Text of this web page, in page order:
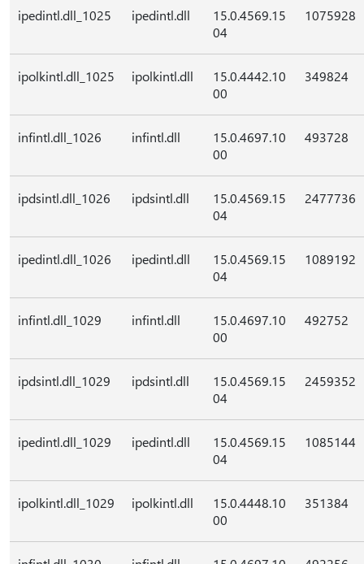
ipedintl.dll_1025 ipedintl.dll
15.0.4569.15
04
1075928
ipolkintl.dll_1025 ipolkintl.dll
15.0.4442.10
00
349824
infintl.dll_1026 infintl.dll
15.0.4697.10
00
493728
ipdsintl.dll_1026 ipdsintl.dll
15.0.4569.15
04
2477736
ipedintl.dll_1026 ipedintl.dll
15.0.4569.15
04
1089192
infintl.dll_1029 infintl.dll
15.0.4697.10
00
492752
ipdsintl.dll_1029 ipdsintl.dll
15.0.4569.15
04
2459352
ipedintl.dll_1029 ipedintl.dll
15.0.4569.15
04
1085144
ipolkintl.dll_1029 ipolkintl.dll
15.0.4448.10
00
351384